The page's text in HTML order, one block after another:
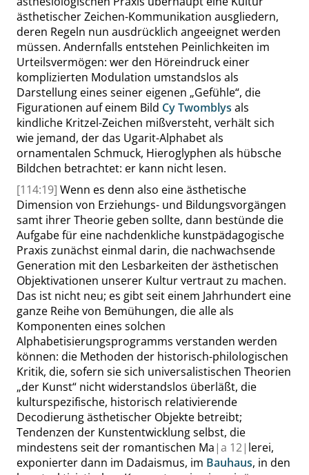
ästhetischer Zeichen-Kommunikation ausgliedern,
deren Regeln nun ausdrücklich angeeignet werden
müssen. Andernfalls entstehen Peinlichkeiten im
Urteilsvermögen: wer den Höreindruck einer
komplizierten Modulation umstandslos als
Darstellung eines seiner eigenen „Gefühle“, die
Figurationen auf einem Bild Cy Twomblys als
kindliche Kritzel-Zeichen mißversteht, verhält sich
wie jemand, der das Ugarit-Alphabet als
ornamentalen Schmuck, Hieroglyphen als hübsche
Bildchen betrachtet: er kann nicht lesen.
[114:19] Wenn es denn also eine ästhetische
Dimension von Erziehungs- und Bildungsvorgängen
samt ihrer Theorie geben sollte, dann bestünde die
Aufgabe für eine nachdenkliche kunstpädagogische
Praxis zunächst einmal darin, die nachwachsende
Generation mit den Lesbarkeiten der ästhetischen
Objektivationen unserer Kultur vertraut zu machen.
Das ist nicht neu; es gibt seit einem Jahrhundert eine
ganze Reihe von Bemühungen, die alle als
Komponenten eines solchen
Alphabetisierungsprogramms verstanden werden
können: die Methoden der historisch-philologischen
Kritik, die, sofern sie sich universalistischen Theorien
„der Kunst“ nicht widerstandslos überläßt, die
kulturspezifische, historisch relativierende
Decodierung ästhetischer Objekte betreibt;
Tendenzen der Kunstentwicklung selbst, die
mindestens seit der romantischen Ma |a 12| lerei,
exponierter dann im Dadaismus, im Bauhaus, in den